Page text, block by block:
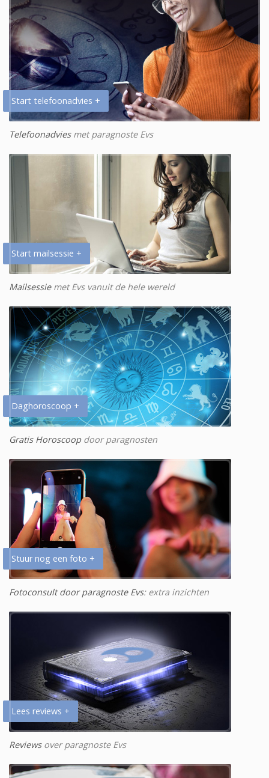
Start telefoonadvies +
Telefoonadviesmet paragnoste Evs
Start mailsessie +
Mailsessiemet Evs vanuit de hele wereld
Daghoroscoop +
Gratis Horoscoopdoor paragnosten
Stuur nog een foto +
Fotoconsult door paragnoste Evs: extra inzichten
Lees reviews +
Reviewsover paragnoste Evs